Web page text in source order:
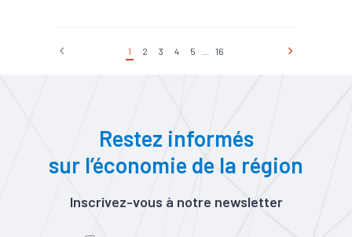
#Export
#Industrie
#Production
#Services
#Tendance économique
1 2 3 4 5 16
Restez informés
sur l’économie de la région
Inscrivez-vous à notre newsletter